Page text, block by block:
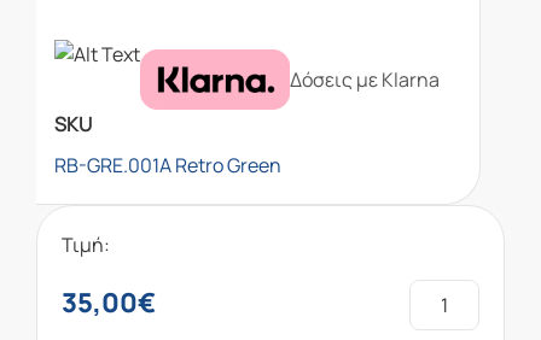
Δόσεις με Klarna
SKU
RB-GRE.001A Retro Green
Τιμή:
35,00€